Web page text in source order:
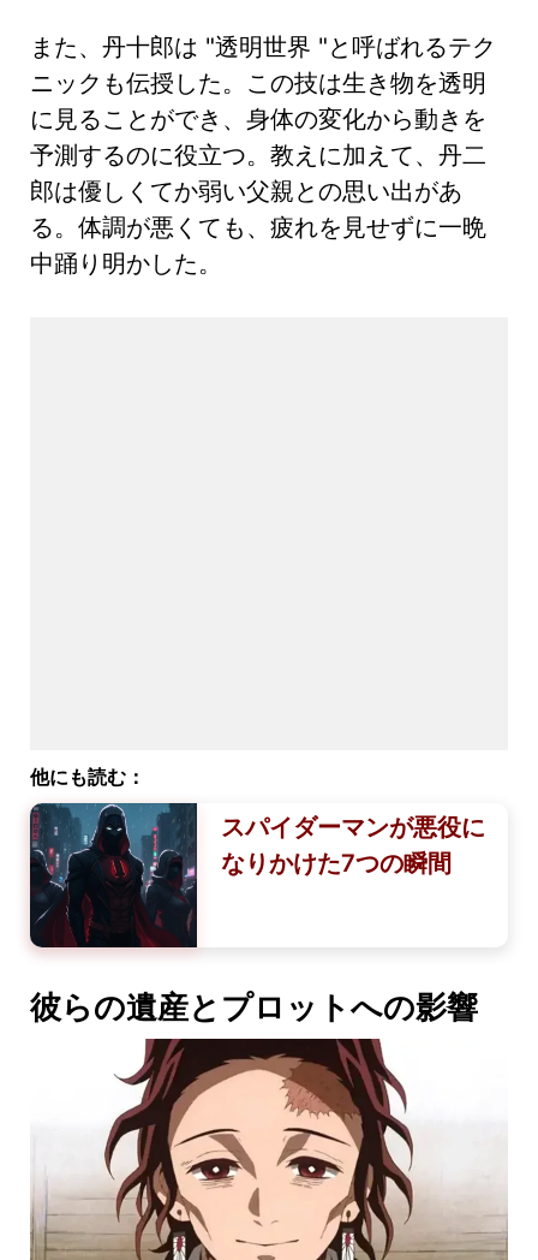
また、丹十郎は "透明世界 "と呼ばれるテク
ニックも伝授した。この技は生き物を透明
に見ることができ、身体の変化から動きを
予測するのに役立つ。教えに加えて、丹二
郎は優しくてか弱い父親との思い出があ
る。体調が悪くても、疲れを見せずに一晩
中踊り明かした。
他にも読む：
スパイダーマンが悪役に
なりかけた7つの瞬間
彼らの遺産とプロットへの影響